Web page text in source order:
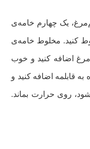
یک چهارم خامه‌ی
کنید. مخلوط خامه‌ی
اضافه کنید و خوب
قابلمه اضافه کنید و
روی حرارت بماند.